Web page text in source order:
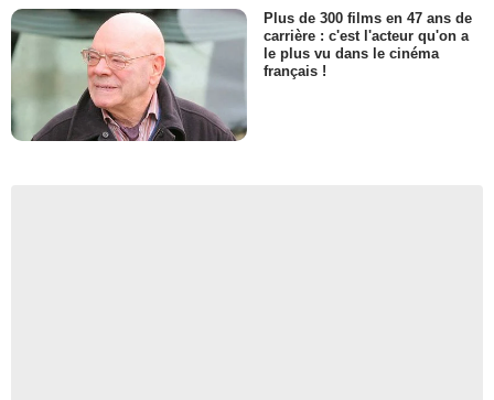
Plus de 300 films en 47 ans de
carrière : c'est l'acteur qu'on a
le plus vu dans le cinéma
français !